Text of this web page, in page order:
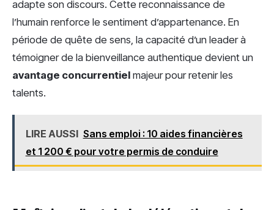
adapte son discours. Cette reconnaissance de
l’humain renforce le sentiment d’appartenance. En
période de quête de sens, la capacité d’un leader à
témoigner de la bienveillance authentique devient un
avantage concurrentiel majeur pour retenir les
talents.
LIRE AUSSI Sans emploi : 10 aides financières
et 1 200 € pour votre permis de conduire